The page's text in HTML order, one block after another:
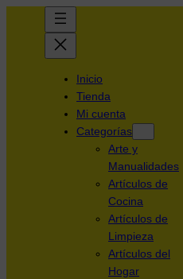
Inicio
Tienda
Mi cuenta
Categorías
Arte y
Manualidades
Artículos de
Cocina
Artículos de
Limpieza
Artículos del
Hogar